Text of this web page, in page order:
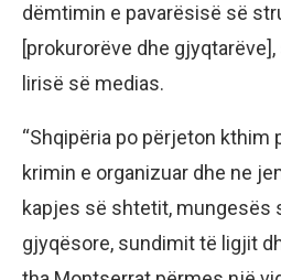
dëmtimin e pavarësisë së
[prokurorëve dhe
lirisë së medias.
“Shqipëria po përjeton kthim
krimin e organizuar dhe ne
kapjes së shtetit, mungesës
gjyqësore, sundimit të ligjit